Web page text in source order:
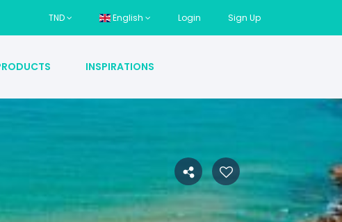
TND English Login Sign Up
INSPIRATIONS